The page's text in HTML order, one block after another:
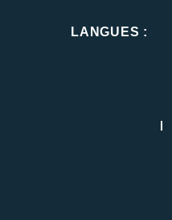
LANGUES :